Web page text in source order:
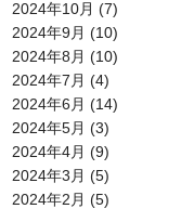
2024年10月 (7)
2024年9月 (10)
2024年8月 (10)
2024年7月 (4)
2024年6月 (14)
2024年5月 (3)
2024年4月 (9)
2024年3月 (5)
2024年2月 (5)